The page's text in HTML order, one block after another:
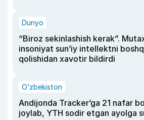
Dunyo
“Biroz sekinlashish kerak”.
insoniyat sun’iy intellektni
qolishidan xavotir bildirdi
O‘zbekiston
Andijonda Tracker’ga 21 nafar
joylab, YTH sodir etgan ayolga